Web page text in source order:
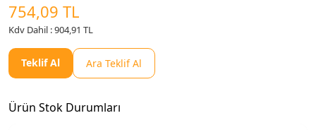
754,09 TL
Kdv Dahil : 904,91 TL
Teklif Al Ara Teklif Al
Ürün Stok Durumları